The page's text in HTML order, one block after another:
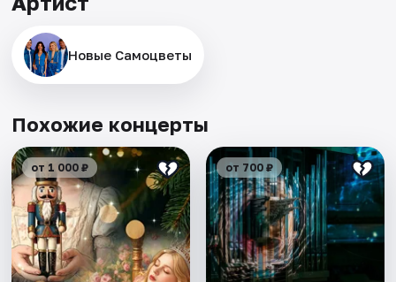
Новые Самоцветы
Похожие концерты
от 1 000 ₽ от 700 ₽